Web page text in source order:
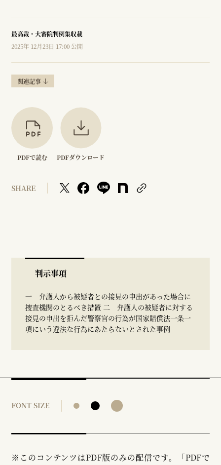
最高裁・大審院判例集収載
2025年 12月23日 17:00 公開
関連記事
PDFで読む PDFダウンロード
SHARE
判示事項
一 弁護人から被疑者との接見の申出があった場合に
捜査機関のとるべき措置 二 弁護人の被疑者に対する
接見の申出を拒んだ警察官の行為が国家賠償法一条一
項にいう違法な行為にあたらないとされた事例
FONT SIZE
※このコンテンツはPDF版のみの配信です。「PDFで